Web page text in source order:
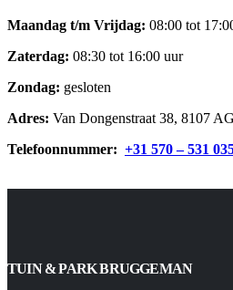
Maandag t/m Vrijdag: 08:00 tot
Zaterdag: 08:30 tot 16:00 uur
Zondag: gesloten
Adres: Van Dongenstraat 38, 8107
Telefoonnummer: +31 570 – 531
TUIN & PARK BRUGGEMAN